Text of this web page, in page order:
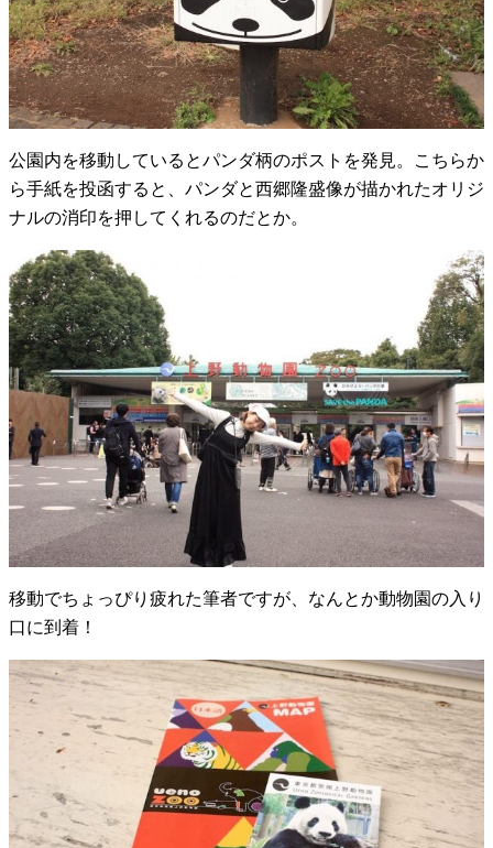
公園内を移動しているとパンダ柄のポストを発見。こちらか
ら手紙を投函すると、パンダと西郷隆盛像が描かれたオリジ
ナルの消印を押してくれるのだとか。
移動でちょっぴり疲れた筆者ですが、なんとか動物園の入り
口に到着！